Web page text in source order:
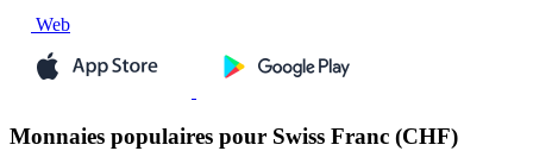
Web
Monnaies populaires pour Swiss Franc (CHF)